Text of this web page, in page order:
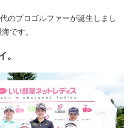
のプロゴルファーが誕生しまし
です。